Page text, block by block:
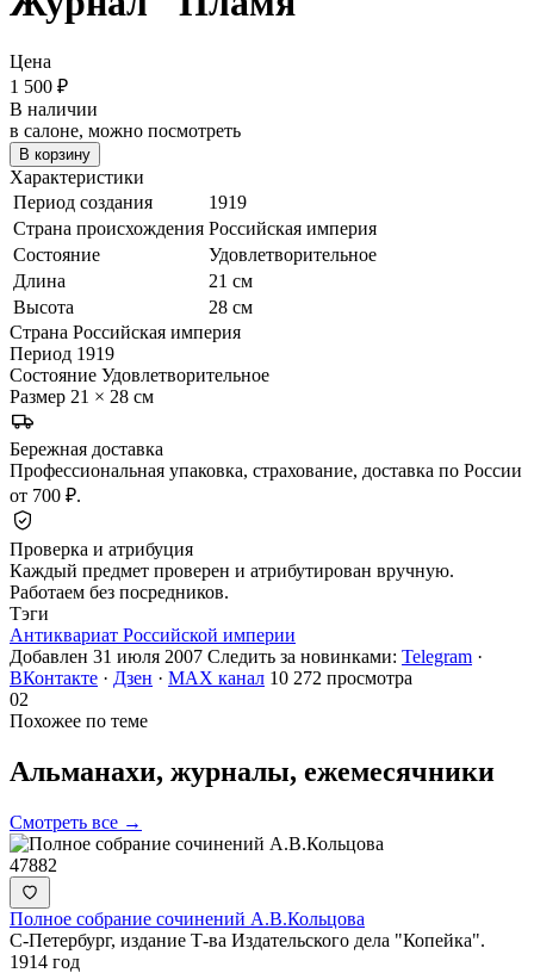
Цена
1 500 ₽
В наличии
в салоне, можно посмотреть
В корзину
Характеристики
Период создания
1919
Страна происхождения Российская империя
Состояние
Удовлетворительное
Длина
21 см
Высота
28 см
Страна Российская империя
Период 1919
Состояние Удовлетворительное
Размер 21 × 28 см
Бережная доставка
Профессиональная упаковка, страхование, доставка по России
от 700 ₽.
Проверка и атрибуция
Каждый предмет проверен и атрибутирован вручную.
Работаем без посредников.
Тэги
Антиквариат Российской империи
Добавлен 31 июля 2007 Следить за новинками: Telegram ·
ВКонтакте · Дзен · MAX канал 10 272 просмотра
02
Похожее по теме
Альманахи, журналы, ежемесячники
Смотреть все →
47882
Полное собрание сочинений А.В.Кольцова
С-Петербург, издание Т-ва Издательского дела "Копейка".
1914 год